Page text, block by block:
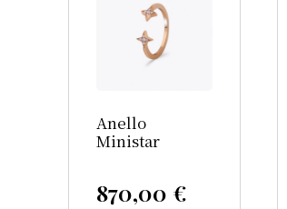
Anello
Ministar
870,00 €